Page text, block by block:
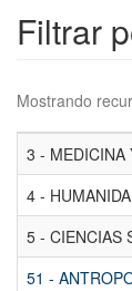
Filtrar
Mostrando
3 - MEDICINA
4 -
5 - CIENCIAS
51 -